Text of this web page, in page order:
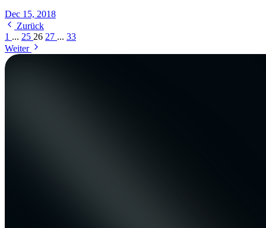
Dec 15, 2018
Zurück
1 ... 25 26 27 ... 33
Weiter